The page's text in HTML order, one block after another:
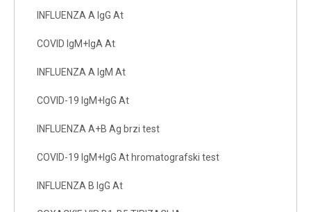
INFLUENZA A IgG At
COVID IgM+IgA At
INFLUENZA A IgM At
COVID-19 IgM+IgG At
INFLUENZA A+B Ag brzi test
COVID-19 IgM+IgG At hromatografski test
INFLUENZA B IgG At